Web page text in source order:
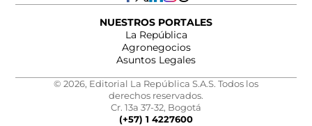
NUESTROS PORTALES
La República
Agronegocios
Asuntos Legales
© 2026, Editorial La República S.A.S. Todos los
derechos reservados.
Cr. 13a 37-32, Bogotá
(+57) 1 4227600